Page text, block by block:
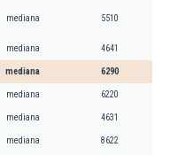
mediana 5510
mediana 4641
mediana 6290
mediana 6220
mediana 4631
mediana 8622